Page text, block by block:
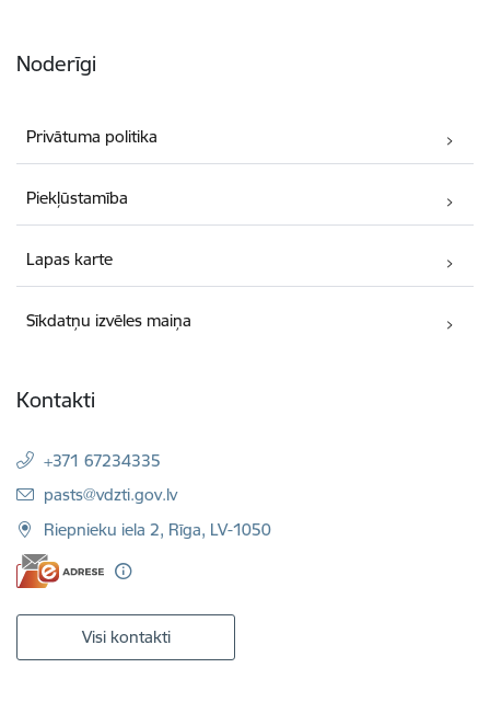
Noderīgi
Privātuma politika
Piekļūstamība
Lapas karte
Sīkdatņu izvēles maiņa
Kontakti
+371 67234335
E-pasts:
pasts@vdzti.gov.lv
Riepnieku iela 2, Rīga, LV-1050
Visi kontakti